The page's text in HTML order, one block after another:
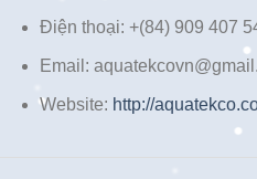
Điện thoại: +(84) 909 407
Email:
Website: http://